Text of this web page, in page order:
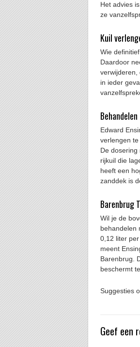
Het advies
ze
Kuil
Wie
Daardoor
verwijderen,
in ieder
Behandelen
Edward
verlengen
De
rijkuil die
heeft een
zanddek is
Barenbrug
Wil je de
behandelen
0,12 liter
meent
Barenbrug.
beschermt
Suggesties
Geef een